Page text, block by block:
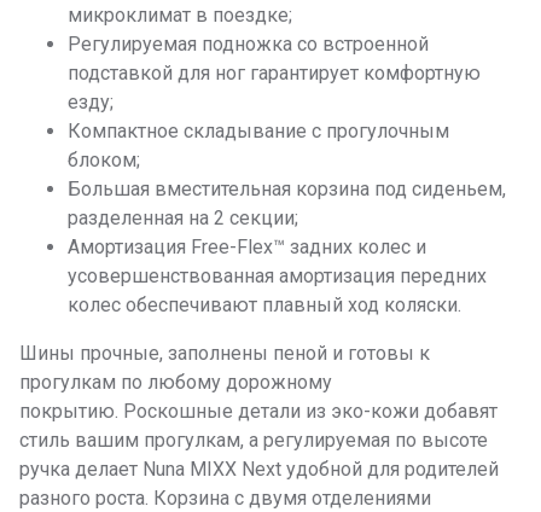
микроклимат в поездке;
Регулируемая подножка со встроенной
подставкой для ног гарантирует комфортную
езду;
Компактное складывание с прогулочным
блоком;
Большая вместительная корзина под сиденьем,
разделенная на 2 секции;
Амортизация Free-Flex™ задних колес и
усовершенствованная амортизация передних
колес обеспечивают плавный ход коляски.
Шины прочные, заполнены пеной и готовы к
прогулкам по любому дорожному
покрытию. Роскошные детали из эко-кожи добавят
стиль вашим прогулкам, а регулируемая по высоте
ручка делает Nuna MIXX Next удобной для родителей
разного роста. Корзина с двумя отделениями